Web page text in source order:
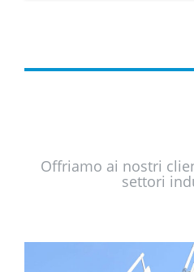
Offriamo ai nostri
settori